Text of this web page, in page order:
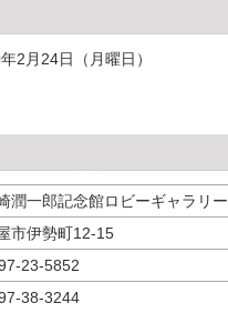
2月24日（月曜日）
潤一郎記念館ロビーギャラリー
市伊勢町12-15
23-5852
38-3244